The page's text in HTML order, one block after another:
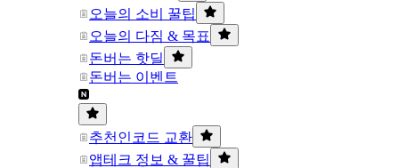
오늘의 소비 꿀팁
오늘의 다짐 & 목표
돈버는 핫딜
돈버는 이벤트
추천인코드 교환
앱테크 정보 & 꿀팁